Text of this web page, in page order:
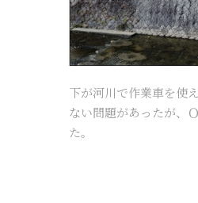
下が河川で作業車を使
ない問題があったが、
た。